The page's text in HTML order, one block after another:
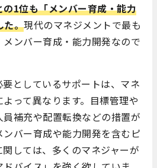
1位も「メンバー育成・能力
た。現代のマネジメントで最も
ンバー育成・能力開発なので
としているサポートは、マネ
って異なります。目標管理や
補充や配置転換などの措置が
バー育成や能力開発を含むピ
しては、多くのマネジャーが